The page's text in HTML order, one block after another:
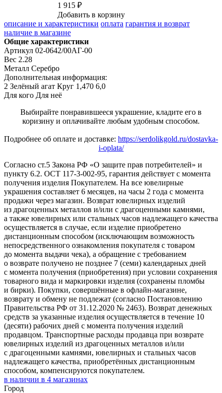
1 915 ₽
Добавить в корзину
описание и характеристики оплата гарантия и возврат
наличие в магазине
Общие характеристики
Артикул 02-0642/00АГ-00
Вес 2.28
Металл Серебро
Дополнительная информация:
2 Зелёный агат Круг 1,470 6,0
Для кого Для неё
Выбирайте понравившееся украшение, кладите его в
коризину и оплачивайте любым удобным способом.
Подробнее об оплате и доставке: https://serdolikgold.ru/dostavka-
i-oplata/
Согласно ст.5 Закона РФ «О защите прав потребителей» и
пункту 6.2. ОСТ 117-3-002-95, гарантия действует с момента
получения изделия Покупателем. На все ювелирные
украшения составляет 6 месяцев, на часы 2 года с момента
продажи через магазин. Возврат ювелирных изделий
из драгоценных металлов и/или с драгоценными камнями,
а также ювелирных или стальных часов надлежащего качества
осуществляется в случае, если изделие приобретено
дистанционным способом (исключающим возможность
непосредственного ознакомления покупателя с товаром
до момента выдачи чека), а обращение с требованием
о возврате получено не позднее 7 (семи) календарных дней
с момента получения (приобретения) при условии сохранения
товарного вида и маркировки изделия (сохранены пломбы
и бирки). Покупки, совершённые в офлайн-магазине,
возврату и обмену не подлежат (согласно Постановлению
Правительства РФ от 31.12.2020 № 2463). Возврат денежных
средств за указанные изделия осуществляется в течение 10
(десяти) рабочих дней с момента получения изделий
продавцом. Транспортные расходы продавца при возврате
ювелирных изделий из драгоценных металлов и/или
с драгоценными камнями, ювелирных и стальных часов
надлежащего качества, приобретённых дистанционным
способом, компенсируются покупателем.
в наличии в 4 магазинах
Город